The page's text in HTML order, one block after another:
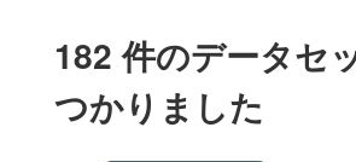
182 件のデータセ
つかりました